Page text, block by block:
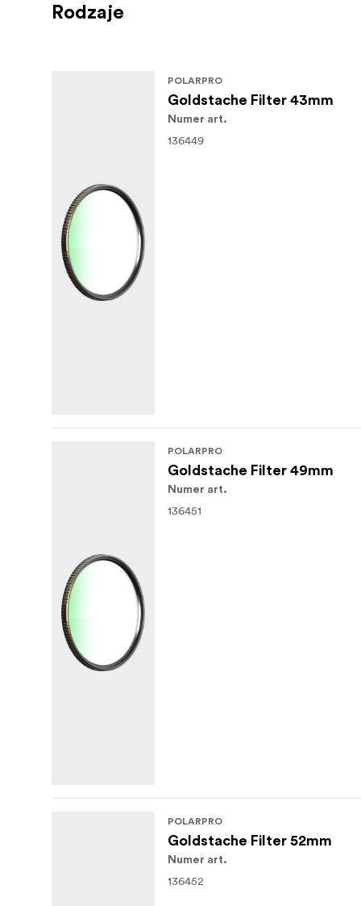
Rodzaje
POLARPRO
Goldstache Filter 43mm
Numer art.
136449
POLARPRO
Goldstache Filter 49mm
Numer art.
136451
POLARPRO
Goldstache Filter 52mm
Numer art.
136452